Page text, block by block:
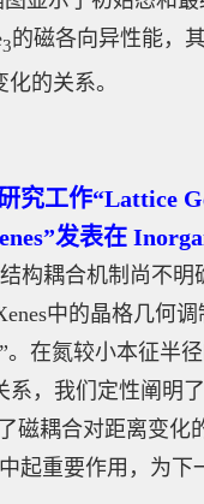
3的磁各向异性能，
的关系。
究工作“Lattice
发表在
构耦合机制尚不
中的晶格几何
在氮较小本征半
，我们定性阐明
磁耦合对距离变化
起重要作用，为下